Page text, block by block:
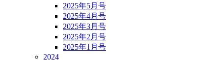
2025年5月号
2025年4月号
2025年3月号
2025年2月号
2025年1月号
2024